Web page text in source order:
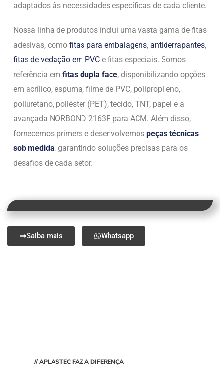
adaptados às necessidades específicas de cada cliente.
Nossa linha de produtos inclui uma vasta gama de fitas
adesivas, como fitas para embalagens, antiderrapantes,
fitas de vedação em PVC e fitas especiais. Somos
referência em fitas dupla face, disponibilizando opções
em acrílico, espuma, filme de PVC, polipropileno,
poliuretano, poliéster (PET), tecido, TNT, papel e a
avançada NORBOND 2163F para ACM. Além disso,
fornecemos primers e desenvolvemos peças técnicas
sob medida, garantindo soluções precisas para os
desafios de cada setor.
Saiba mais Whatsapp
// APLASTEC FAZ A DIFERENÇA